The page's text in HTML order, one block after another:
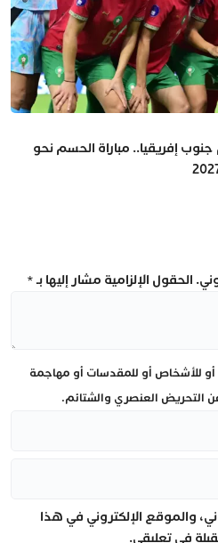
إفريقيا.. مباراة الحسم نحو
الحقول الإلزامية مشار إليها بـ*
أو للأشخاص أو للمقدسات أو مهاجمة
عن التحريض العنصري والشتائم.
والموقع الإلكتروني في هذا
في تعليقي.